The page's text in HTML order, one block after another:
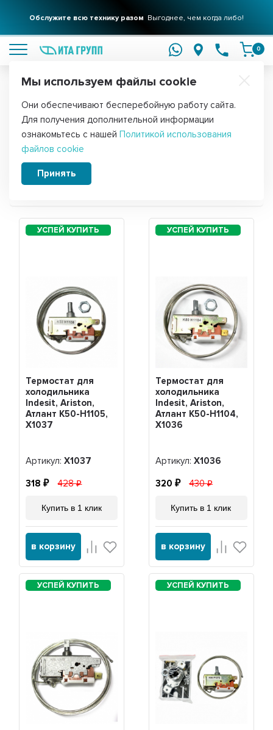
Обслужите всю технику разом Выгоднее, чем когда либо!
0
Главная
Запчасти для холодильника Atlant ХМ
4621-141
Термостат для
холодильника
Indesit, Ariston,
Атлант K50-H1105,
Х1037
Артикул:Х1037
318 428
Купить в 1 клик
в корзину
Термостат для
холодильника
Indesit, Ariston,
Атлант K50-H1104,
Х1036
Артикул: Х1036
320 430
Купить в 1 клик
в корзину
Мы используем файлы cookie
Они обеспечивают бесперебойную работу сайта.
Для получения дополнительной информации
ознакомьтесь с нашей Политикой использования
файлов cookie
Принять